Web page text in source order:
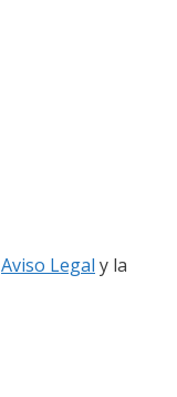
Aviso Legal y la